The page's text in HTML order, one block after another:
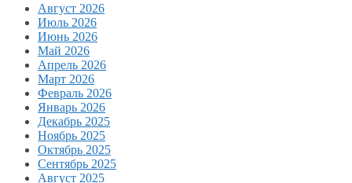
Август 2026
Июль 2026
Июнь 2026
Май 2026
Апрель 2026
Март 2026
Февраль 2026
Январь 2026
Декабрь 2025
Ноябрь 2025
Октябрь 2025
Сентябрь 2025
Август 2025